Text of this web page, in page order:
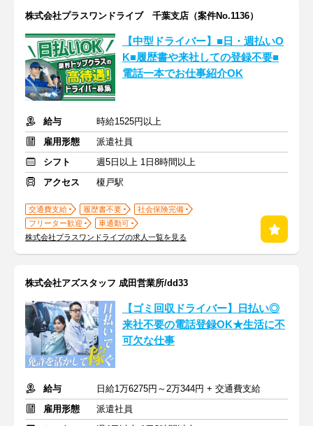
株式会社プラスワンドライブ 千葉支店（案件No.1136）
【中型ドライバー】■日・週払いO
K■履歴書や来社しての登録不要■
電話一本でお仕事紹介OK
給与
時給1525円以上
雇用形態
派遣社員
シフト
週5日以上 1日8時間以上
アクセス
榎戸駅
交通費支給 履歴書不要
社会保険完備
フリーター歓迎
車通勤可
株式会社プラスワンドライブの求人一覧を見る
株式会社アズスタッフ 成田営業所/dd33
【ゴミ回収ドライバー】日払い◎
来社不要の電話登録OK★生活に不
可欠な仕事
給与
日給1万6275円～2万344円 + 交通費支給
雇用形態
派遣社員